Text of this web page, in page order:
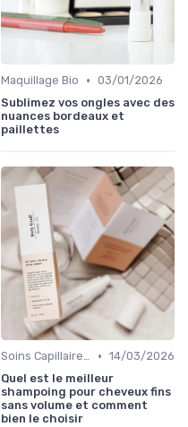
Maquillage Bio • 03/01/2026
Sublimez vos ongles avec des
nuances bordeaux et
paillettes
Soins Capillaires Bio • 14/03/2026
Quel est le meilleur
shampoing pour cheveux fins
sans volume et comment
bien le choisir